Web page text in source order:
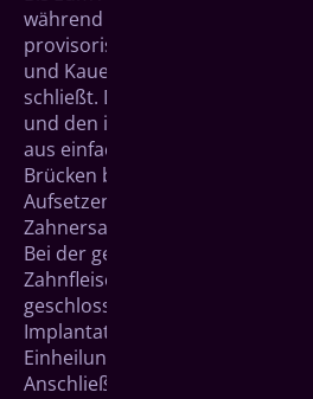
während der Einheilungsphase
provisorischer Zahnersatz
und Kauen ermöglicht und die
schließt. Dieser kann je nach
und den individuellen
aus einfachen
Brücken bzw. Kronen bestehen.
Aufsetzen von
Zahnersatz (der
Bei der geschlossenen
Zahnfleisch nach der
geschlossen. Für die weiteren
Implantat nun zunächst
Einheilung ist dies nicht
Anschließend wird ein Abdruck